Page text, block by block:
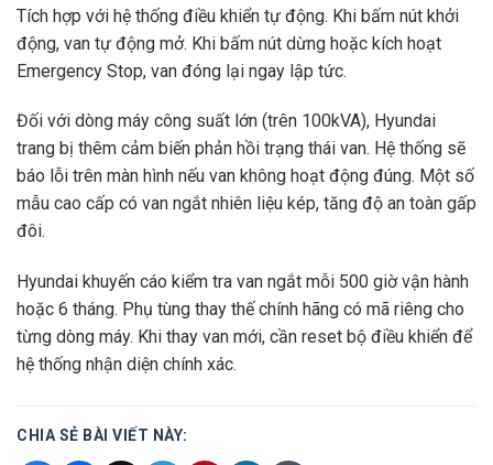
Tích hợp với hệ thống điều khiển tự động. Khi bấm nút khởi
động, van tự động mở. Khi bấm nút dừng hoặc kích hoạt
Emergency Stop, van đóng lại ngay lập tức.
Đối với dòng máy công suất lớn (trên 100kVA), Hyundai
trang bị thêm cảm biến phản hồi trạng thái van. Hệ thống sẽ
báo lỗi trên màn hình nếu van không hoạt động đúng. Một số
mẫu cao cấp có van ngắt nhiên liệu kép, tăng độ an toàn gấp
đôi.
Hyundai khuyến cáo kiểm tra van ngắt mỗi 500 giờ vận hành
hoặc 6 tháng. Phụ tùng thay thế chính hãng có mã riêng cho
từng dòng máy. Khi thay van mới, cần reset bộ điều khiển để
hệ thống nhận diện chính xác.
CHIA SẺ BÀI VIẾT NÀY: